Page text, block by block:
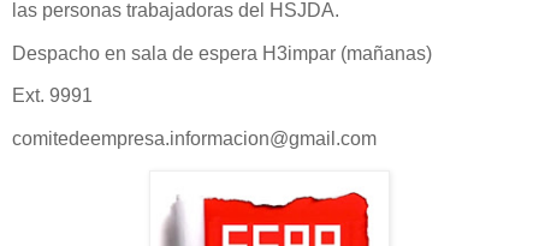
las personas trabajadoras del HSJDA.
Despacho en sala de espera H3impar (mañanas)
Ext. 9991
comitedeempresa.informacion@gmail.com